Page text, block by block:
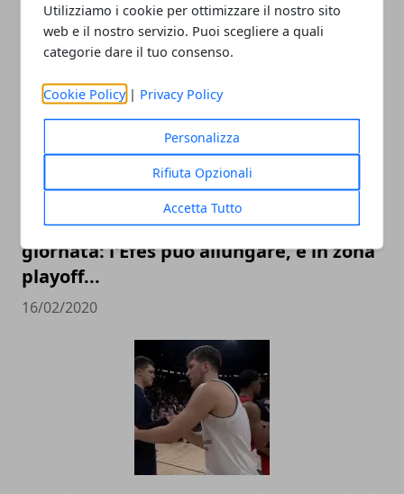
Utilizziamo i cookie per ottimizzare il nostro sito
web e il nostro servizio. Puoi scegliere a quali
categorie dare il tuo consenso.
Cookie Policy | Privacy Policy
Personalizza
Rifiuta Opzionali
Accetta Tutto
ARTICOLI CORRELATI
Top 16 Eurolega 2020, guida alla 25°
giornata: l'Efes può allungare, e in zona
playoff...
16/02/2020